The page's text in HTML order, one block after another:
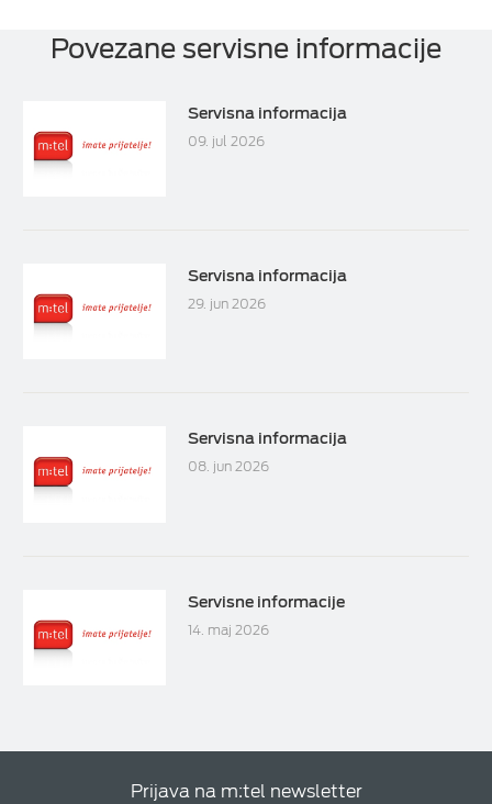
Povezane servisne informacije
Servisna informacija
09. jul 2026
Servisna informacija
29. jun 2026
Servisna informacija
08. jun 2026
Servisne informacije
14. maj 2026
Prijava na m:tel newsletter